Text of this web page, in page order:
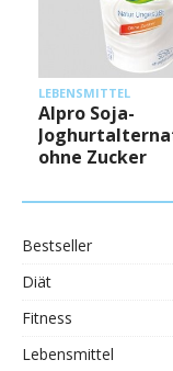
LEBENSMITTEL
Alpro Soja-
ohne Zucker
Bestseller
Diät
Fitness
Lebensmittel